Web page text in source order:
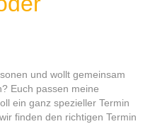
und wollt gemeinsam
Euch passen meine
ein ganz spezieller Termin
finden den richtigen Termin